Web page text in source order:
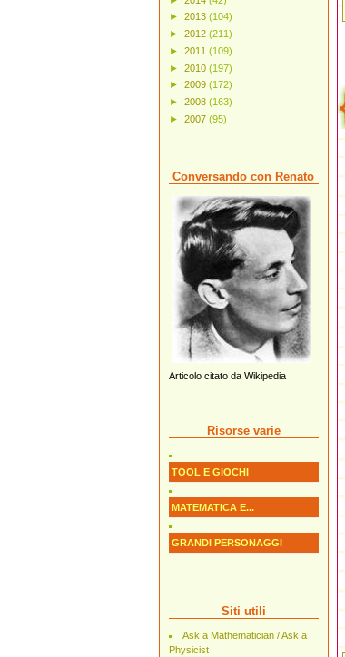
► 2013 (104)
► 2012 (211)
► 2011 (109)
► 2010 (197)
► 2009 (172)
► 2008 (163)
► 2007 (95)
Conversando con Renato
Articolo citato da Wikipedia
Risorse varie
TOOL E GIOCHI
MATEMATICA E...
GRANDI PERSONAGGI
Siti utili
Ask a Mathematician / Ask a
Physicist